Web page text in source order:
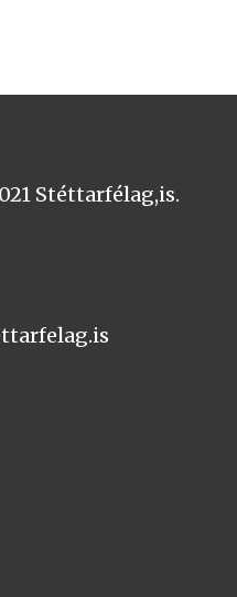
Stéttarfélag,is.